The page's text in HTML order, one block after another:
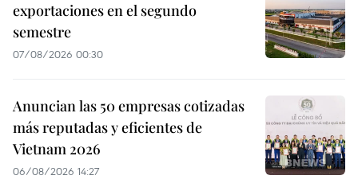
exportaciones en el segundo
semestre
07/08/2026 00:30
Anuncian las 50 empresas cotizadas
más reputadas y eficientes de
Vietnam 2026
06/08/2026 14:27